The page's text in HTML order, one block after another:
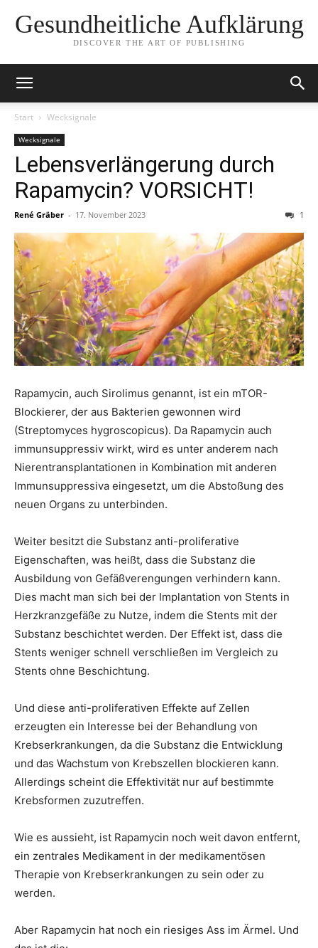
Gesundheitliche Aufklärung
DISCOVER THE ART OF PUBLISHING
Start Wecksignale
Wecksignale
Lebensverlängerung durch
Rapamycin? VORSICHT!
René Gräber - 17. November 2023 1
Rapamycin, auch Sirolimus genannt, ist ein mTOR-
Blockierer, der aus Bakterien gewonnen wird
(Streptomyces hygroscopicus). Da Rapamycin auch
immunsuppressiv wirkt, wird es unter anderem nach
Nierentransplantationen in Kombination mit anderen
Immunsuppressiva eingesetzt, um die Abstoßung des
neuen Organs zu unterbinden.
Weiter besitzt die Substanz anti-proliferative
Eigenschaften, was heißt, dass die Substanz die
Ausbildung von Gefäßverengungen verhindern kann.
Dies macht man sich bei der Implantation von Stents in
Herzkranzgefäße zu Nutze, indem die Stents mit der
Substanz beschichtet werden. Der Effekt ist, dass die
Stents weniger schnell verschließen im Vergleich zu
Stents ohne Beschichtung.
Und diese anti-proliferativen Effekte auf Zellen
erzeugten ein Interesse bei der Behandlung von
Krebserkrankungen, da die Substanz die Entwicklung
und das Wachstum von Krebszellen blockieren kann.
Allerdings scheint die Effektivität nur auf bestimmte
Krebsformen zuzutreffen.
Wie es aussieht, ist Rapamycin noch weit davon entfernt,
ein zentrales Medikament in der medikamentösen
Therapie von Krebserkrankungen zu sein oder zu
werden.
Aber Rapamycin hat noch ein riesiges Ass im Ärmel. Und